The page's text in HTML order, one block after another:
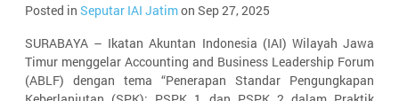
Posted in Seputar IAI Jatimon Sep 27, 2025
SURABAYA – Ikatan Akuntan Indonesia (IAI) Wilayah Jawa
Timur menggelar Accounting and Business Leadership Forum
(ABLF) dengan tema “Penerapan Standar Pengungkapan